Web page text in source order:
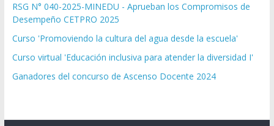
RSG N° 040-2025-MINEDU - Aprueban los Compromisos de
Desempeño CETPRO 2025
Curso 'Promoviendo la cultura del agua desde la escuela'
Curso virtual 'Educación inclusiva para atender la diversidad I'
Ganadores del concurso de Ascenso Docente 2024